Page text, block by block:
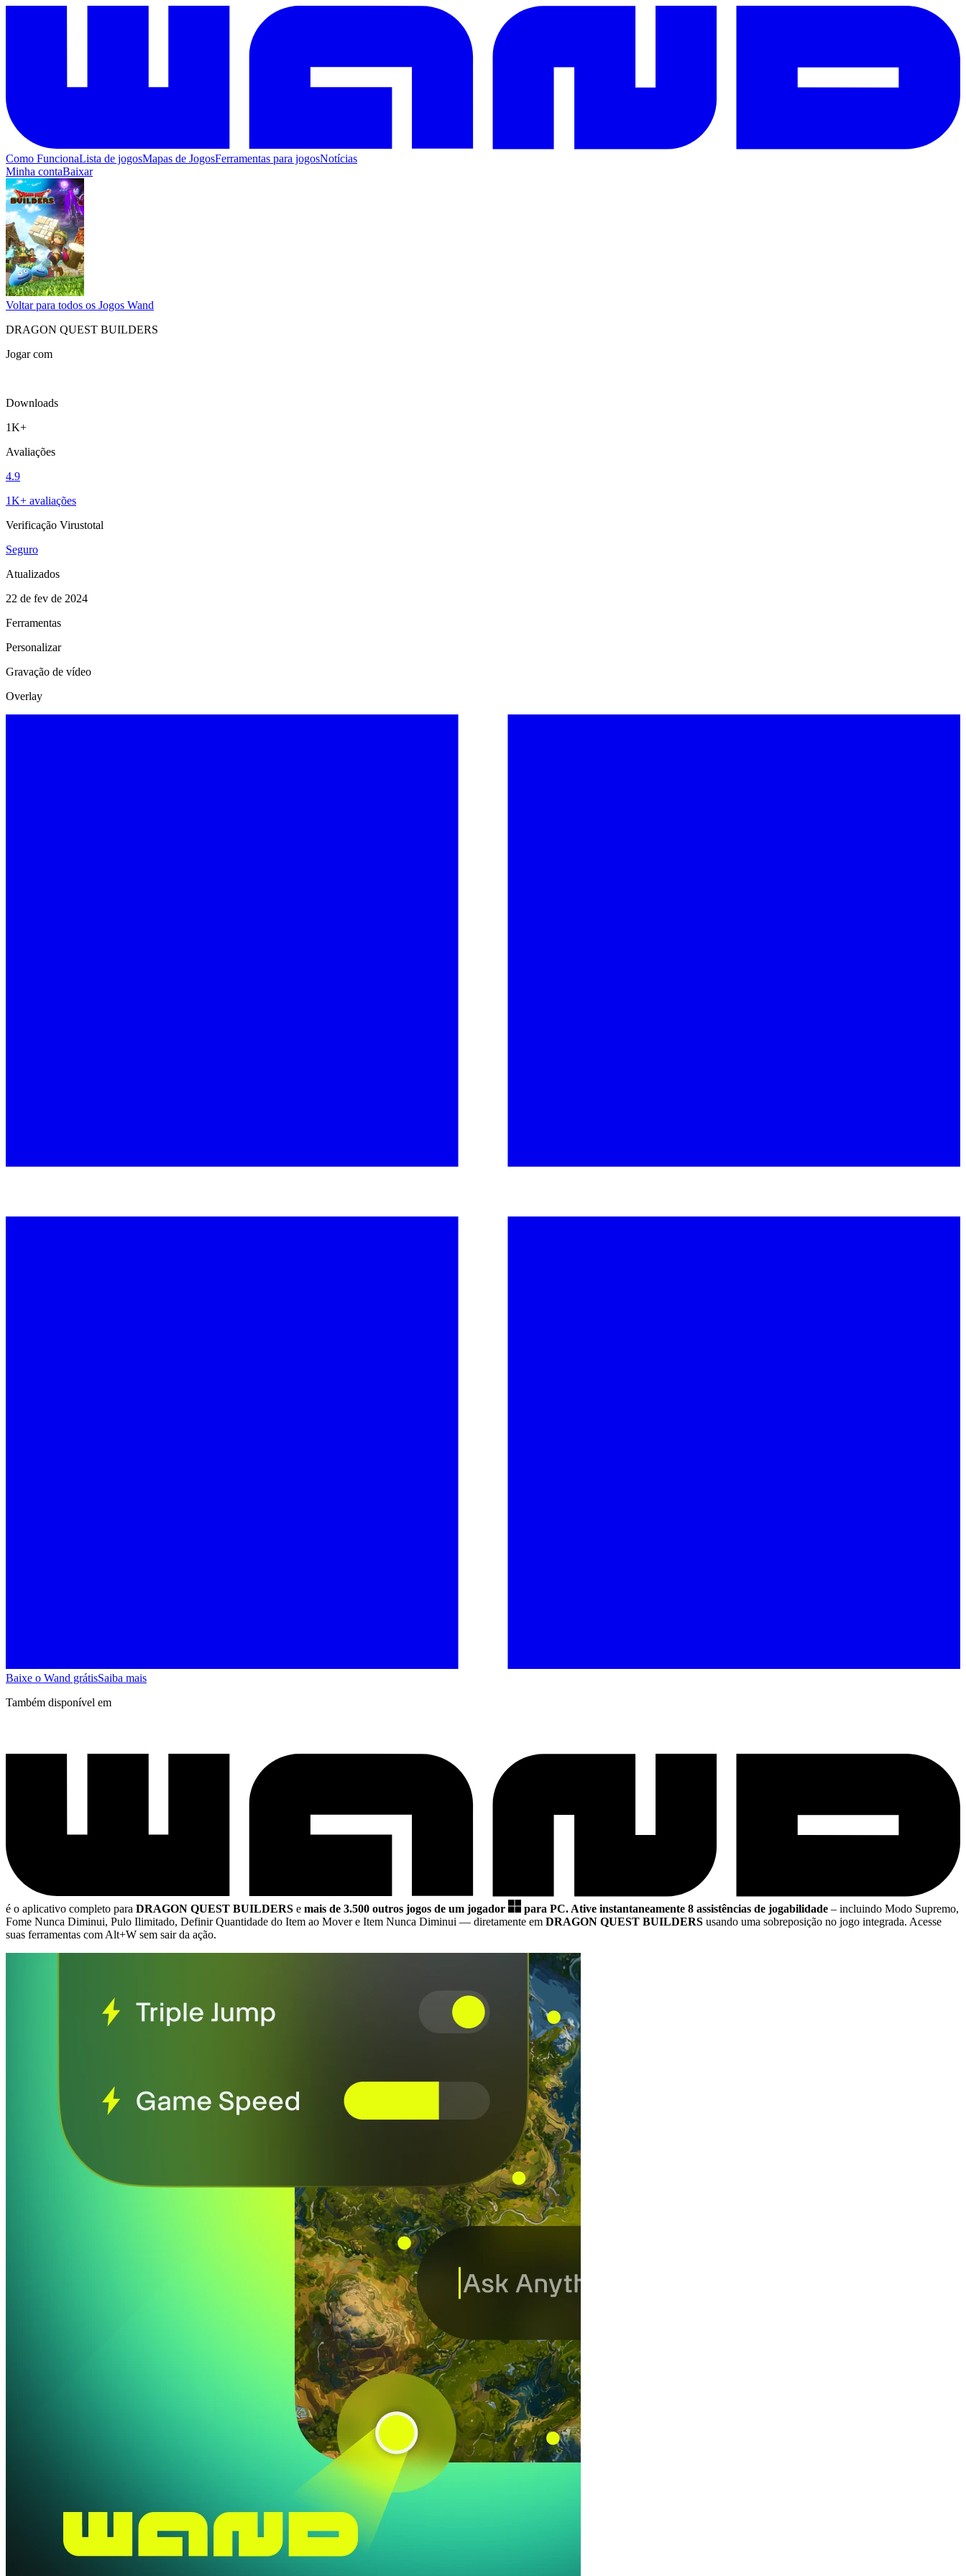
Como FuncionaLista de jogosMapas de JogosFerramentas para jogosNotícias
Minha contaBaixar
Voltar para todos os Jogos Wand
DRAGON QUEST BUILDERS
Jogar com
Downloads
1K+
Avaliações
4.9
1K+ avaliações
Verificação Virustotal
Seguro
Atualizados
22 de fev de 2024
Ferramentas
Personalizar
Gravação de vídeo
Overlay
Baixe o Wand grátisSaiba mais
Também disponível em
é o aplicativo completo para DRAGON QUEST BUILDERS e mais de 3.500 outros jogos de um jogador para PC. Ative instantaneamente 8 assistências de jogabilidade – incluindo Modo Supremo,
Fome Nunca Diminui, Pulo Ilimitado, Definir Quantidade do Item ao Mover e Item Nunca Diminui — diretamente em DRAGON QUEST BUILDERS usando uma sobreposição no jogo integrada. Acesse
suas ferramentas com Alt+W sem sair da ação.